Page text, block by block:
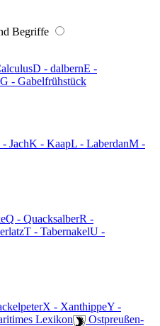
Begriffe
D - dalbernE -
G - Gabelfrühstück
- JachK - KaapL - LaberdanM -
Q - QuacksalberR -
T - TabernakelU -
X - XanthippeY -
Lexikon
️ Ostpreußen-